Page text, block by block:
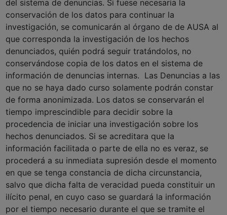
del sistema de denuncias. Si fuese necesaria la
conservación de los datos para continuar la
investigación, se comunicarán al órgano de de AUSA al
que corresponda la investigación de los hechos
denunciados, quién podrá seguir tratándolos, no
conservándose copia de los datos en el sistema de
información de denuncias internas. Las Denuncias a las
que no se haya dado curso solamente podrán constar
de forma anonimizada. Los datos se conservarán el
tiempo imprescindible para decidir sobre la
procedencia de iniciar una investigación sobre los
hechos denunciados. Si se acreditara que la
información facilitada o parte de ella no es veraz, se
procederá a su inmediata supresión desde el momento
en que se tenga constancia de dicha circunstancia,
salvo que dicha falta de veracidad pueda constituir un
ilícito penal, en cuyo caso se guardará la información
por el tiempo necesario durante el que se tramite el